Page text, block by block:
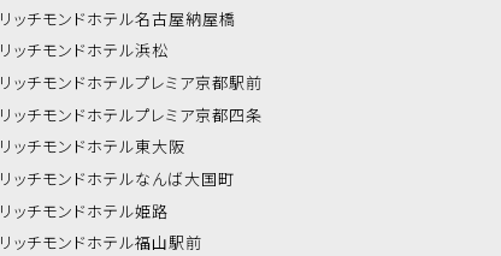
リッチモンドホテル名古屋納屋橋
リッチモンドホテル浜松
リッチモンドホテルプレミア京都駅前
リッチモンドホテルプレミア京都四条
リッチモンドホテル東大阪
リッチモンドホテルなんば大国町
リッチモンドホテル姫路
リッチモンドホテル福山駅前